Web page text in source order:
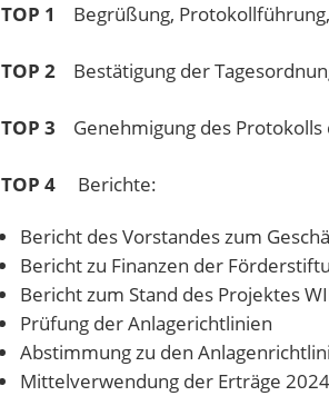
TOP 1 Begrüßung,
TOP 2 Bestätigung der
TOP 3 Genehmigung des
TOP 4 Berichte:
Bericht des Vorstandes zum
Bericht zu Finanzen der
Bericht zum Stand des Projektes
Prüfung der Anlagerichtlinien
Abstimmung zu den
Mittelverwendung der Erträge 2024